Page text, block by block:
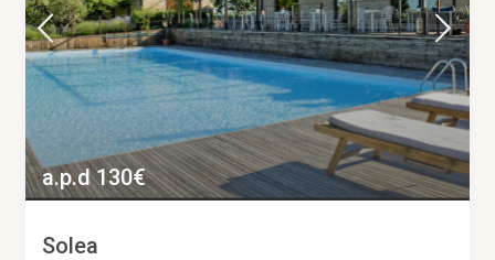
a.p.d 130€
Solea